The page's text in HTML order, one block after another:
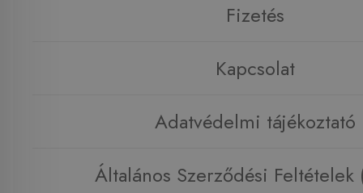
Fizetés
Kapcsolat
Adatvédelmi tájékoztató
Általános Szerződési Feltételek